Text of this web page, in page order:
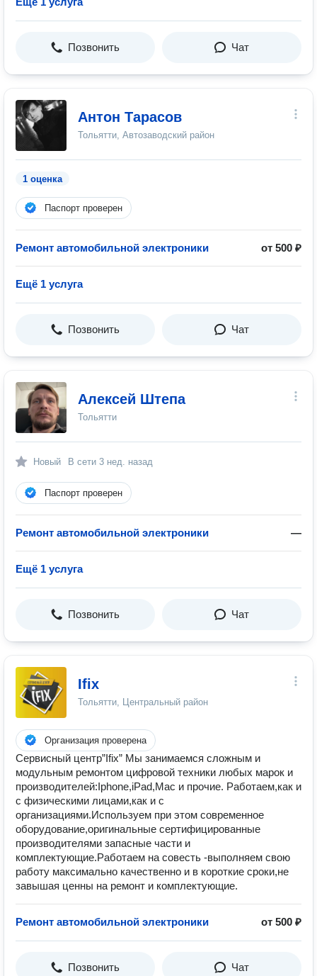
Позвонить Чат
Антон Тарасов
Тольятти, Автозаводский район
1 оценка
Паспорт проверен
Ремонт автомобильной электроники от 500 ₽
Ещё 1 услуга
Позвонить Чат
Алексей Штепа
Тольятти
Новый В сети 3 нед. назад
Паспорт проверен
Ремонт автомобильной электроники —
Ещё 1 услуга
Позвонить Чат
Ifix
Тольятти, Центральный район
Организация проверена
Сервисный центр”Ifix” Мы занимаемся сложным и
модульным ремонтом цифровой техники любых марок и
производителей:Iphone,iPad,Mac и прочие. Работаем,как и
с физическими лицами,как и с
организациями.Используем при этом современное
оборудование,оригинальные сертифицированные
производителями запасные части и
комплектующие.Работаем на совесть -выполняем свою
работу максимально качественно и в короткие сроки,не
завышая ценны на ремонт и комплектующие.
Ремонт автомобильной электроники от 500 ₽
Позвонить Чат